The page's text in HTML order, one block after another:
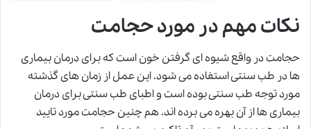
نکات مهم در مورد حجامت
حجامت در واقع شیوه ای گرفتن خون است که برای درمان بیماری
ها در طب سنتی استفاده می شود. این عمل از زمان های گذشته
مورد توجه طب سنتی بوده است و اطبای طب سنتی برای درمان
بیماری ها از آن بهره می برده اند. هم چنین حجامتمورد تایید